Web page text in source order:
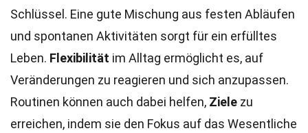
Schlüssel. Eine gute Mischung aus festen Abläufen
und spontanen Aktivitäten sorgt für ein erfülltes
Leben. Flexibilität im Alltag ermöglicht es, auf
Veränderungen zu reagieren und sich anzupassen.
Routinen können auch dabei helfen, Ziele zu
erreichen, indem sie den Fokus auf das Wesentliche